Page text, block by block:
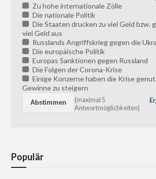
Zu hohe internationale Zölle
Die nationale Politik
Die Staaten drucken zu viel Geld bzw.
viel Geld aus
Russlands Angriffskrieg gegen die
Die europäische Politik
Europas Sanktionen gegen Russland
Die Folgen der Corona-Krise
Einige Konzerne haben die Krise
Gewinne zu steigern
(maximal 5
Antwortmöglichkeiten)
Populär